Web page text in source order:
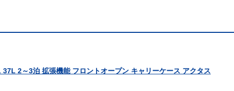
2～3泊 拡張機能 フロントオープン キャリーケース アクタス